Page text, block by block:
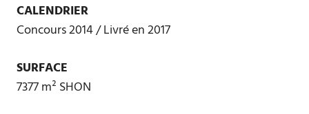
CALENDRIER
Concours 2014 / Livré en 2017
SURFACE
7377 m² SHON